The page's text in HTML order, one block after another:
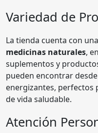
Variedad de
La tienda cuenta con
medicinas naturales,
suplementos y
pueden encontrar
energizantes, perfectos
de vida saludable.
Atención